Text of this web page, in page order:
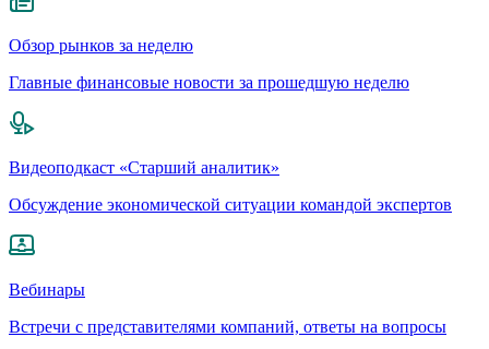
Обзор рынков за неделю
Главные финансовые новости за прошедшую неделю
Видеоподкаст «Старший аналитик»
Обсуждение экономической ситуации командой экспертов
Вебинары
Встречи с представителями компаний, ответы на вопросы